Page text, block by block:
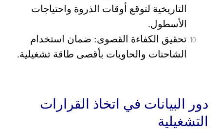
التاريخية لتوقع أوقات الذروة واحتياجات
الأسطول.
تحقيق الكفاءة القصوى: ضمان استخدام
الشاحنات والحاويات بأقصى طاقة تشغيلية.
دور البيانات في اتخاذ القرارات
التشغيلية